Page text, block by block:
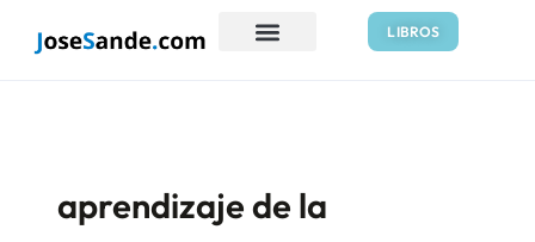
LIBROS
aprendizaje de la